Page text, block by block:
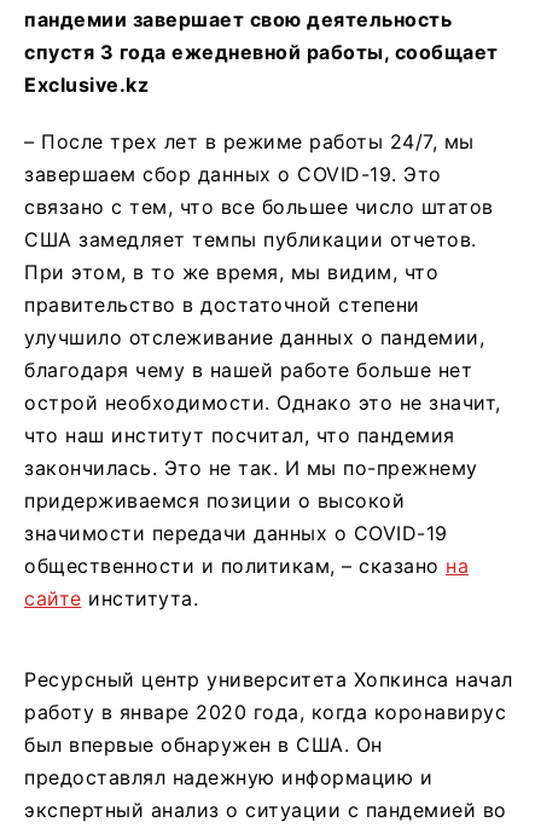
пандемии завершает свою деятельность
спустя 3 года ежедневной работы, сообщает
Exclusive.kz
– После трех лет в режиме работы 24/7, мы
завершаем сбор данных о COVID-19. Это
связано с тем, что все большее число штатов
США замедляет темпы публикации отчетов.
При этом, в то же время, мы видим, что
правительство в достаточной степени
улучшило отслеживание данных о пандемии,
благодаря чему в нашей работе больше нет
острой необходимости. Однако это не значит,
что наш институт посчитал, что пандемия
закончилась. Это не так. И мы по-прежнему
придерживаемся позиции о высокой
значимости передачи данных о COVID-19
общественности и политикам, – сказано на
сайте института.
Ресурсный центр университета Хопкинса начал
работу в январе 2020 года, когда коронавирус
был впервые обнаружен в США. Он
предоставлял надежную информацию и
экспертный анализ о ситуации с пандемией во